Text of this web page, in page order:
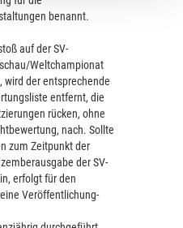
benannt.
auf der SV-
Weltchampionat
wird der entsprechende
entfernt, die
rücken, ohne
nach. Sollte
zum Zeitpunkt der
der SV-
erfolgt für den
Veröffentlichung-